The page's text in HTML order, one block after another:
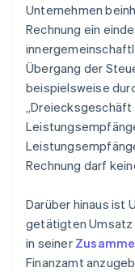
Unternehmen
Rechnung ein
Übergang der
beispielsweise
Rechnung darf
Darüber hinaus ist
getätigten Umsatz
in seiner
Finanzamt